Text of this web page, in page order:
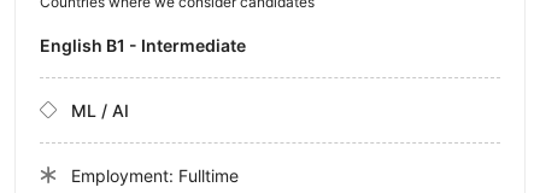
English B1 - Intermediate
ML / AI
Employment: Fulltime